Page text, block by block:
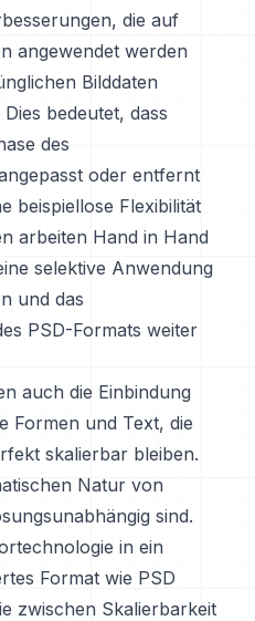
die auf
angewendet werden
Bilddaten
bedeutet, dass
des
oder entfernt
beispiellose Flexibilität
arbeiten Hand in Hand
selektive Anwendung
und das
PSD-Formats weiter
auch die Einbindung
Formen und Text, die
skalierbar bleiben.
Natur von
sind.
in ein
Format wie PSD
zwischen Skalierbarkeit